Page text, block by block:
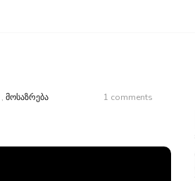
, ᲛᲝᲡᲐᲖᲠᲔᲑᲐ 1 comments